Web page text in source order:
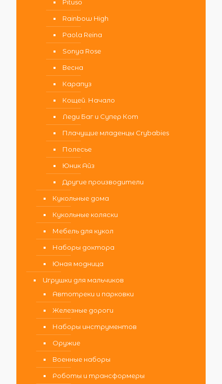
Pituso
Rainbow High
Paola Reina
Sonya Rose
Весна
Карапуз
Кощей. Начало
Леди Баг и Супер Кот
Плачущие младенцы Crybabies
Полесье
Юник Айз
Другие производители
Кукольные дома
Кукольные коляски
Мебель для кукол
Наборы доктора
Юная модница
Игрушки для мальчиков
Автотреки и парковки
Железные дороги
Наборы инструментов
Оружие
Военные наборы
Роботы и трансформеры